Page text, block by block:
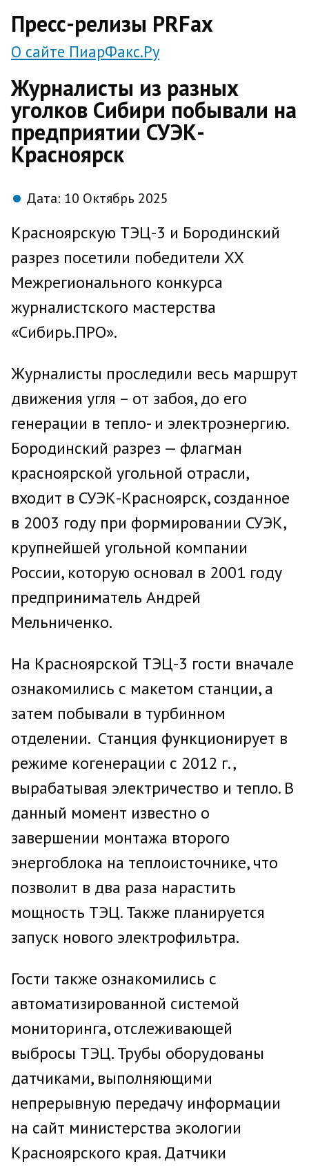
Пресс-релизы PRFax
О сайте ПиарФакс.Ру
Журналисты из разных
уголков Сибири побывали на
предприятии СУЭК-
Красноярск
Дата: 10 Октябрь 2025
Красноярскую ТЭЦ-3 и Бородинский
разрез посетили победители XX
Межрегионального конкурса
журналистского мастерства
«Сибирь.ПРО».
Журналисты проследили весь маршрут
движения угля – от забоя, до его
генерации в тепло- и электроэнергию.
Бородинский разрез — флагман
красноярской угольной отрасли,
входит в СУЭК-Красноярск, созданное
в 2003 году при формировании СУЭК,
крупнейшей угольной компании
России, которую основал в 2001 году
предприниматель Андрей
Мельниченко.
На Красноярской ТЭЦ-3 гости вначале
ознакомились с макетом станции, а
затем побывали в турбинном
отделении. Станция функционирует в
режиме когенерации с 2012 г.,
вырабатывая электричество и тепло. В
данный момент известно о
завершении монтажа второго
энергоблока на теплоисточнике, что
позволит в два раза нарастить
мощность ТЭЦ. Также планируется
запуск нового электрофильтра.
Гости также ознакомились с
автоматизированной системой
мониторинга, отслеживающей
выбросы ТЭЦ. Трубы оборудованы
датчиками, выполняющими
непрерывную передачу информации
на сайт министерства экологии
Красноярского края. Датчики